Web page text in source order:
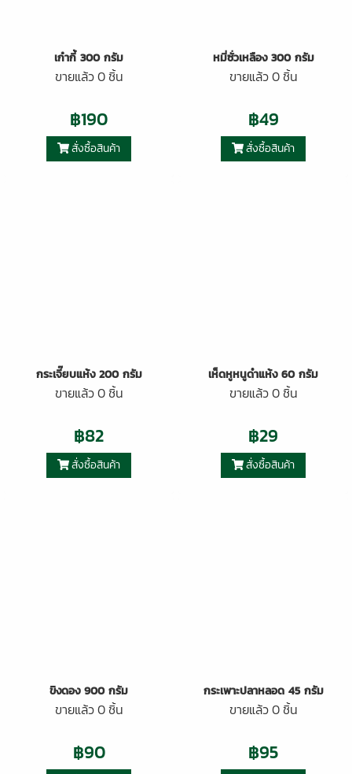
เก๋ากี้ 300 กรัม
ขายแล้ว 0 ชิ้น
฿190
สั่งซื้อสินค้า
หมี่ซั่วเหลือง 300 กรัม
ขายแล้ว 0 ชิ้น
฿49
สั่งซื้อสินค้า
กระเจี๊ยบแห้ง 200 กรัม
ขายแล้ว 0 ชิ้น
฿82
สั่งซื้อสินค้า
เห็ดหูหนูดำแห้ง 60 กรัม
ขายแล้ว 0 ชิ้น
฿29
สั่งซื้อสินค้า
ขิงดอง 900 กรัม
ขายแล้ว 0 ชิ้น
฿90
กระเพาะปลาหลอด 45 กรัม
ขายแล้ว 0 ชิ้น
฿95